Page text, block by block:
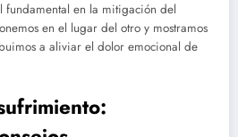
fundamental en la mitigación del
en el lugar del otro y mostramos
a aliviar el dolor emocional de